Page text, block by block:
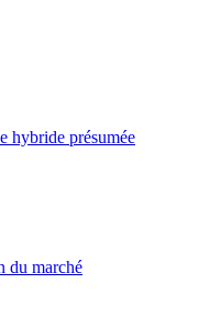
hybride présumée
du marché